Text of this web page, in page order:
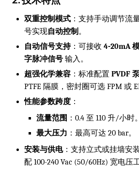
双重控制模式 ：支持手动调节流
号实现自动控制 。
自动信号支持：可接收 4-20mA
字脉冲信号 输入。
超强化学兼容 ：标准配置 PVDF
PTFE 隔膜，密封圈可选 FPM 或
性能参数跨度 ：
流量范围 ：0.4 至 110 升/小时。
最大压力 ：最高可达 20 bar。
安装与供电：支持立式或挂墙安
配 100-240 Vac (50/60Hz) 宽电压